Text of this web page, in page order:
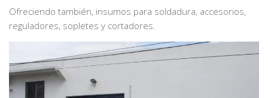
Ofreciendo también, insumos para soldadura, accesorios,
reguladores, sopletes y cortadores.